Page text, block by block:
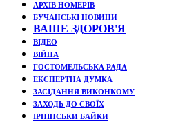
АРХІВ НОМЕРІВ
БУЧАНСЬКІ НОВИНИ
ВАШЕ ЗДОРОВ'Я
ВІДЕО
ВІЙНА
ГОСТОМЕЛЬСЬКА РАДА
ЕКСПЕРТНА ДУМКА
ЗАСІДАННЯ ВИКОНКОМУ
ЗАХОДЬ ДО СВОЇХ
ІРПІНСЬКИ БАЙКИ